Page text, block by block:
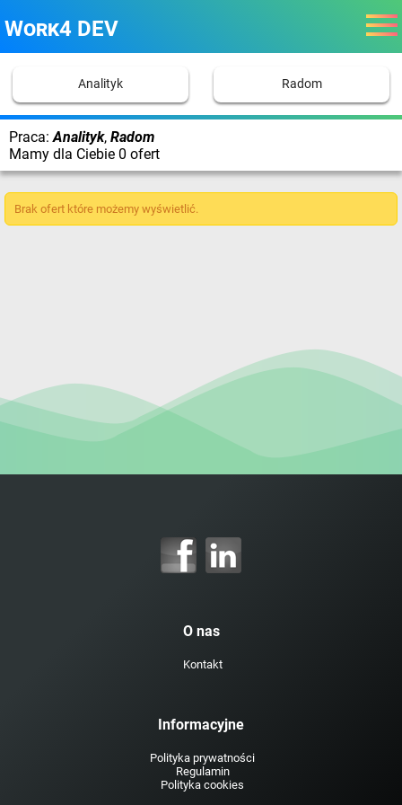
Work4 DEV
Analityk Radom
Praca: Analityk, Radom
Mamy dla Ciebie 0 ofert
Brak ofert które możemy wyświetlić.
O nas
Kontakt
Informacyjne
Polityka prywatności
Regulamin
Polityka cookies